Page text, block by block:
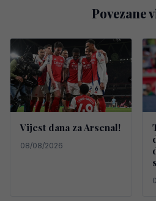
Povezane
Vijest dana za Arsenal!
08/08/2026